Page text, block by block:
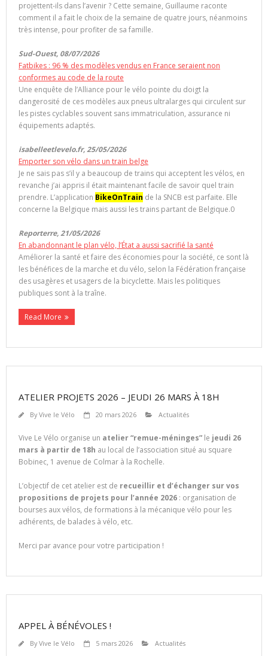
projettent-ils dans l’avenir ? Cette semaine, Guillaume raconte
comment il a fait le choix de la semaine de quatre jours, néanmoins
très intense, pour profiter de sa famille.
Sud-Ouest, 08/07/2026
Fatbikes : 96 % des modèles vendus en France seraient non
conformes au code de la route
Une enquête de l’Alliance pour le vélo pointe du doigt la
dangerosité de ces modèles aux pneus ultralarges qui circulent sur
les pistes cyclables souvent sans immatriculation, assurance ni
équipements adaptés.
isabelleetlevelo.fr, 25/05/2026
Emporter son vélo dans un train belge
Je ne sais pas s’il y a beaucoup de trains qui acceptent les vélos, en
revanche j’ai appris il était maintenant facile de savoir quel train
prendre. L’application BikeOnTrain de la SNCB est parfaite. Elle
concerne la Belgique mais aussi les trains partant de Belgique.0
Reporterre, 21/05/2026
En abandonnant le plan vélo, l’État a aussi sacrifié la santé
Améliorer la santé et faire des économies pour la société, ce sont là
les bénéfices de la marche et du vélo, selon la Fédération française
des usagères et usagers de la bicyclette. Mais les politiques
publiques sont à la traîne.
Read More
ATELIER PROJETS 2026 – JEUDI 26 MARS À 18H
ByVive le Vélo 20 mars 2026 Actualités
Vive Le Vélo organise un atelier “remue-méninges” le jeudi 26
mars à partir de 18h au local de l’association situé au square
Bobinec, 1 avenue de Colmar à la Rochelle.
L’objectif de cet atelier est de recueillir et d’échanger sur vos
propositions de projets pour l’année 2026 : organisation de
bourses aux vélos, de formations à la mécanique vélo pour les
adhérents, de balades à vélo, etc.
Merci par avance pour votre participation !
APPEL À BÉNÉVOLES !
ByVive le Vélo 5 mars 2026 Actualités